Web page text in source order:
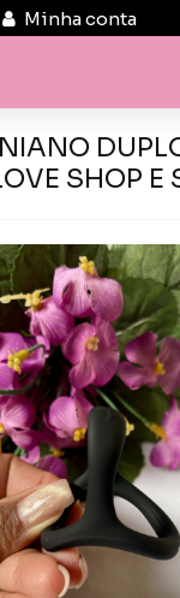
Minha conta
SHOP E